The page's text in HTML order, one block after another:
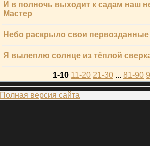
И в полночь выходит к садам наш
Мастер
Небо раскрыло свои
Я вылеплю солнце из тёплой
1-10 11-20 21-30 ... 81-90
Полная версия сайта